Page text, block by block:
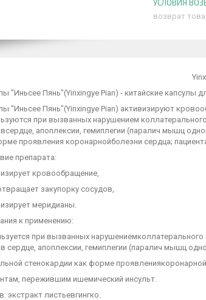
возврат
"Иньсее Пянь"(Yinxingye Pian) - китайские капсулы
"Иньсее Пянь"(Yinxingye Pian) активизируют
при вызванных нарушением
апоплексии, гемиплегии (паралич мышц
проявления коронарнойболезни сердца;
препарата:
кровообращение,
закупорку сосудов,
меридианы.
к применению:
при вызванных
сердце, апоплексии, гемиплегии (паралич мышц
стенокардии как форме
пережившим ишемический инсульт.
экстракт листьевгингко.